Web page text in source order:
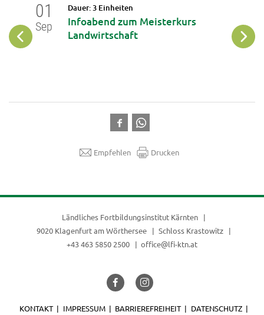
01
Sep
Dauer: 3 Einheiten
Infoabend zum Meisterkurs
Landwirtschaft
Sep
Empfehlen Drucken
Ländliches Fortbildungsinstitut Kärnten
9020 Klagenfurt am Wörthersee
Schloss Krastowitz
+43 463 5850 2500
office@lfi-ktn.at
KONTAKT IMPRESSUM BARRIEREFREIHEIT
DATENSCHUTZ